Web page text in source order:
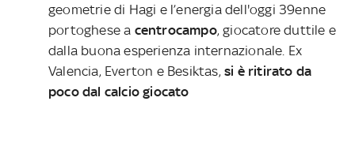
geometrie di Hagi e l’energia dell'oggi 39enne
portoghese a centrocampo, giocatore duttile e
dalla buona esperienza internazionale. Ex
Valencia, Everton e Besiktas, si è ritirato da
poco dal calcio giocato